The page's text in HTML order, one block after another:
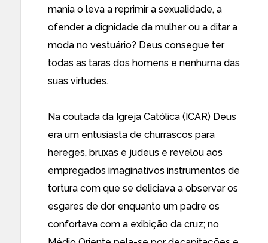
mania o leva a reprimir a sexualidade, a
ofender a dignidade da mulher ou a ditar a
moda no vestuário? Deus consegue ter
todas as taras dos homens e nenhuma das
suas virtudes.
Na coutada da Igreja Católica (ICAR) Deus
era um entusiasta de churrascos para
hereges, bruxas e judeus e revelou aos
empregados imaginativos instrumentos de
tortura com que se deliciava a observar os
esgares de dor enquanto um padre os
confortava com a exibição da cruz; no